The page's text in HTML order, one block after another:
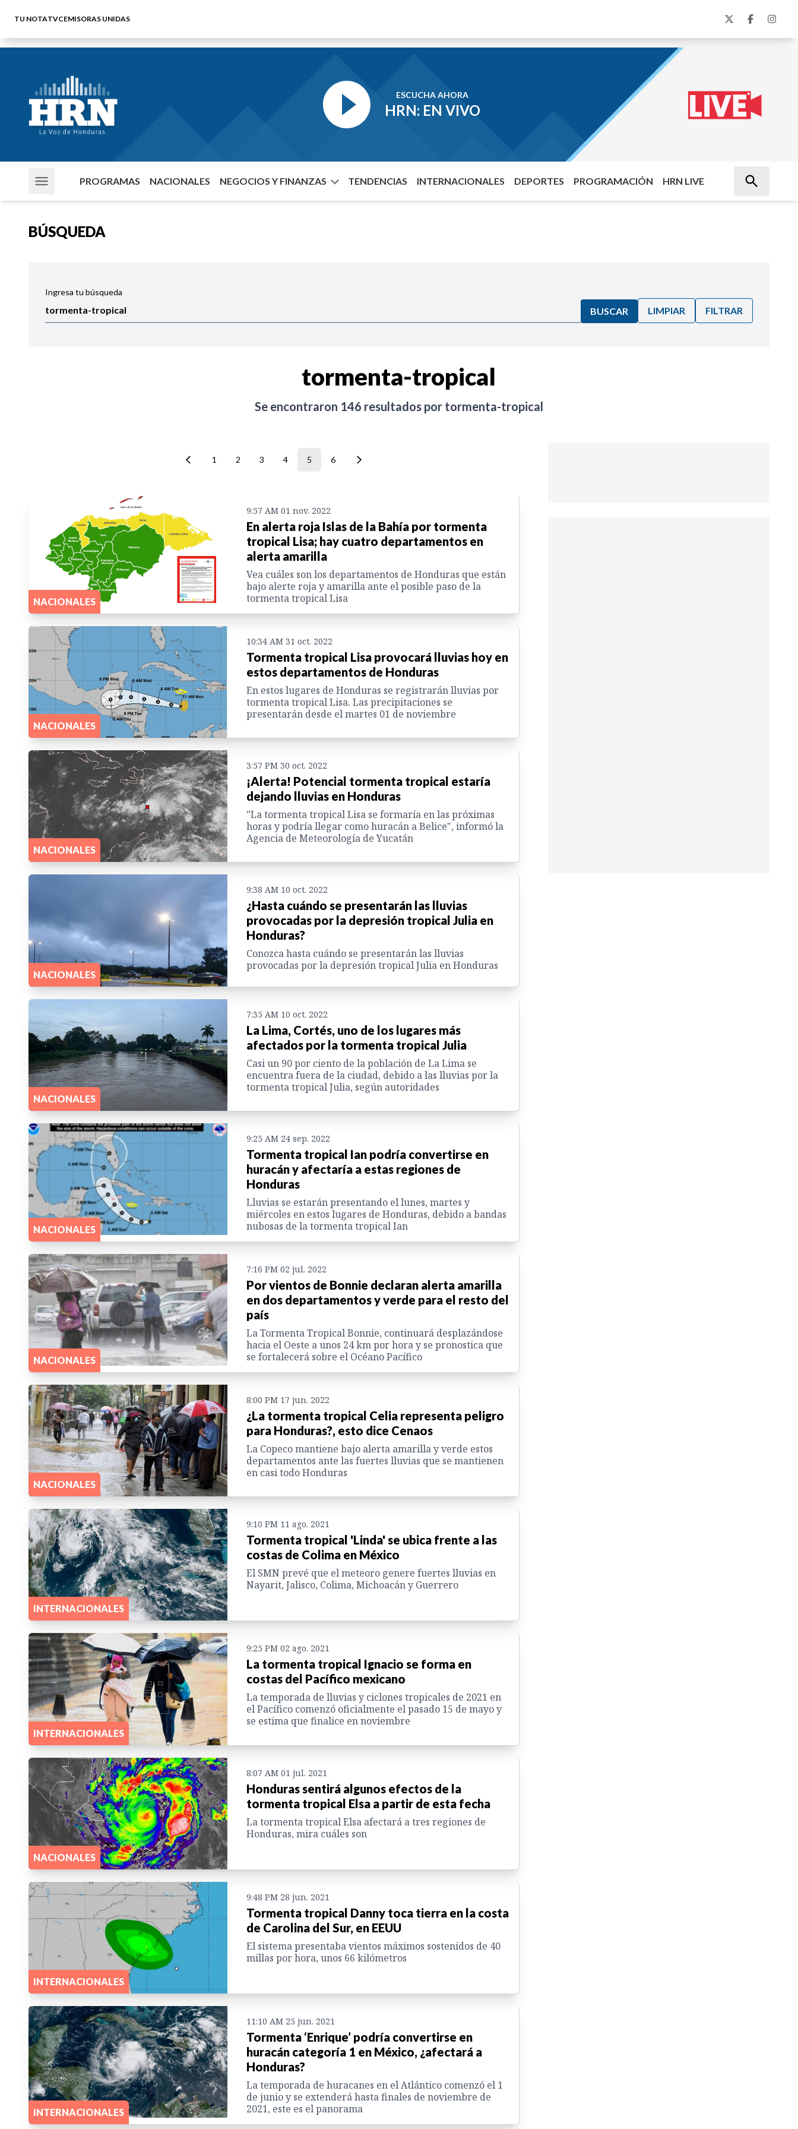
TU NOTATVCEMISORAS UNIDAS
ESCUCHA AHORA
HRN: EN VIVO
PROGRAMAS NACIONALES NEGOCIOS Y FINANZAS TENDENCIAS INTERNACIONALES DEPORTES PROGRAMACIÓN HRN LIVE
BÚSQUEDA
Ingresa tu búsqueda
BUSCAR LIMPIAR FILTRAR
tormenta-tropical
Se encontraron 146 resultados por tormenta-tropical
1 2 3 4 5 6
NACIONALES
9:57 AM 01 nov. 2022
En alerta roja Islas de la Bahía por tormenta
tropical Lisa; hay cuatro departamentos en
alerta amarilla
Vea cuáles son los departamentos de Honduras que están
bajo alerte roja y amarilla ante el posible paso de la
tormenta tropical Lisa
NACIONALES
10:34 AM 31 oct. 2022
Tormenta tropical Lisa provocará lluvias hoy en
estos departamentos de Honduras
En estos lugares de Honduras se registrarán lluvias por
tormenta tropical Lisa. Las precipitaciones se
presentarán desde el martes 01 de noviembre
NACIONALES
3:57 PM 30 oct. 2022
¡Alerta! Potencial tormenta tropical estaría
dejando lluvias en Honduras
"La tormenta tropical Lisa se formaría en las próximas
horas y podría llegar como huracán a Belice", informó la
Agencia de Meteorología de Yucatán
NACIONALES
9:38 AM 10 oct. 2022
¿Hasta cuándo se presentarán las lluvias
provocadas por la depresión tropical Julia en
Honduras?
Conozca hasta cuándo se presentarán las lluvias
provocadas por la depresión tropical Julia en Honduras
NACIONALES
7:35 AM 10 oct. 2022
La Lima, Cortés, uno de los lugares más
afectados por la tormenta tropical Julia
Casi un 90 por ciento de la población de La Lima se
encuentra fuera de la ciudad, debido a las lluvias por la
tormenta tropical Julia, según autoridades
NACIONALES
9:25 AM 24 sep. 2022
Tormenta tropical Ian podría convertirse en
huracán y afectaría a estas regiones de
Honduras
Lluvias se estarán presentando el lunes, martes y
miércoles en estos lugares de Honduras, debido a bandas
nubosas de la tormenta tropical Ian
NACIONALES
7:16 PM 02 jul. 2022
Por vientos de Bonnie declaran alerta amarilla
en dos departamentos y verde para el resto del
país
La Tormenta Tropical Bonnie, continuará desplazándose
hacia el Oeste a unos 24 km por hora y se pronostica que
se fortalecerá sobre el Océano Pacífico
NACIONALES
8:00 PM 17 jun. 2022
¿La tormenta tropical Celia representa peligro
para Honduras?, esto dice Cenaos
La Copeco mantiene bajo alerta amarilla y verde estos
departamentos ante las fuertes lluvias que se mantienen
en casi todo Honduras
INTERNACIONALES
9:10 PM 11 ago. 2021
Tormenta tropical 'Linda' se ubica frente a las
costas de Colima en México
El SMN prevé que el meteoro genere fuertes lluvias en
Nayarit, Jalisco, Colima, Michoacán y Guerrero
INTERNACIONALES
9:25 PM 02 ago. 2021
La tormenta tropical Ignacio se forma en
costas del Pacífico mexicano
La temporada de lluvias y ciclones tropicales de 2021 en
el Pacífico comenzó oficialmente el pasado 15 de mayo y
se estima que finalice en noviembre
NACIONALES
8:07 AM 01 jul. 2021
Honduras sentirá algunos efectos de la
tormenta tropical Elsa a partir de esta fecha
La tormenta tropical Elsa afectará a tres regiones de
Honduras, mira cuáles son
INTERNACIONALES
9:48 PM 28 jun. 2021
Tormenta tropical Danny toca tierra en la costa
de Carolina del Sur, en EEUU
El sistema presentaba vientos máximos sostenidos de 40
millas por hora, unos 66 kilómetros
INTERNACIONALES
11:10 AM 25 jun. 2021
Tormenta ‘Enrique’ podría convertirse en
huracán categoría 1 en México, ¿afectará a
Honduras?
La temporada de huracanes en el Atlántico comenzó el 1
de junio y se extenderá hasta finales de noviembre de
2021, este es el panorama